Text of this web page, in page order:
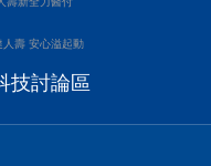
人壽 安心溢起動
技討論區